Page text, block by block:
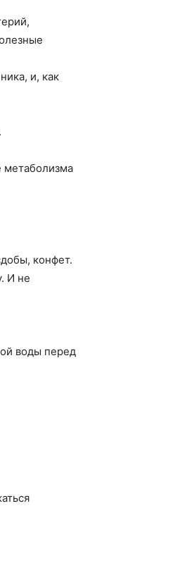
и, как
метаболизма
конфет.
И не
воды перед